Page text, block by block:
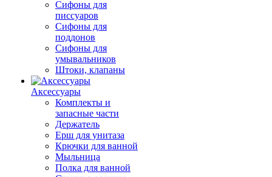
Сифоны для
писсуаров
Сифоны для
поддонов
Сифоны для
умывальников
Штоки, клапаны
Аксессуары
Комплекты и
запасные части
Держатель
Ерш для унитаза
Крючки для ванной
Мыльница
Полка для ванной